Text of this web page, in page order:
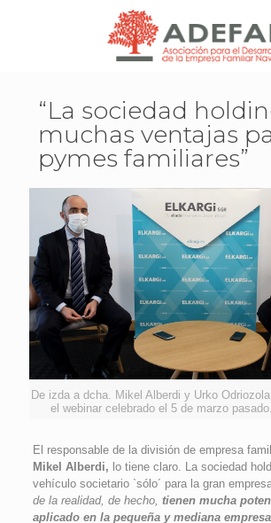
“La sociedad
muchas ventajas
pymes familiares”
De izda a dcha. Mikel Alberdi y Urko
el webinar celebrado el 5 de marzo
El responsable de la división de empresa
Mikel Alberdi, lo tiene claro. La sociedad
vehículo societario `sólo´ para la gran
de la realidad, de hecho, tienen mucha
aplicado en la pequeña y mediana